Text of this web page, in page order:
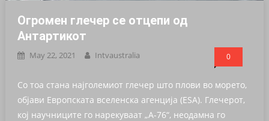
Огромен глечер се отцепи од
Антартикот
May 22, 2021 Intvaustralia 0
Со тоа стана најголемиот глечер што плови во морето,
објави Европската вселенска агенција (ЕSА). Глечерот,
кој научниците го нарекуваат „А-76“, неодамна го